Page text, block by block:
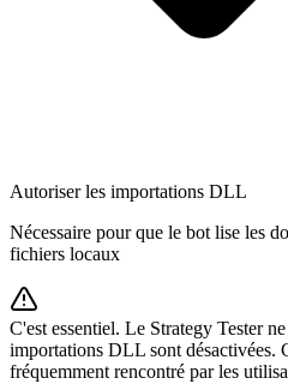
Autoriser les importations DLL
Nécessaire pour que le bot lise les
fichiers locaux
C'est essentiel. Le Strategy Tester
importations DLL sont désactivées.
fréquemment rencontré par les